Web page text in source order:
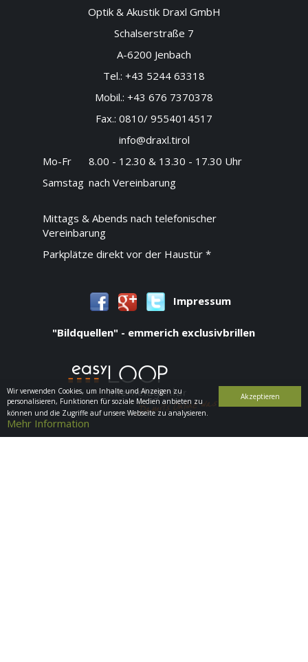
Akzeptieren
Wir verwenden Cookies, um Inhalte und Anzeigen zu
personalisieren, Funktionen für soziale Medien anbieten zu
können und die Zugriffe auf unsere Webseite zu analysieren.
Mehr Information
Optik & Akustik Draxl GmbH
Schalserstraße 7
A-6200 Jenbach
Tel.: +43 5244 63318
Mobil.: +43 676 7370378
Fax.: 0810/ 9554014517
info@draxl.tirol
Mo-Fr
8.00 - 12.30 & 13.30 - 17.30 Uhr
Samstag nach Vereinbarung
Mittags & Abends nach telefonischer
Vereinbarung
Parkplätze direkt vor der Haustür *
Impressum
"Bildquellen" - emmerich exclusivbrillen